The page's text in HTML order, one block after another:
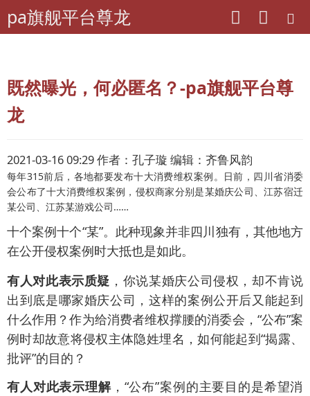
pa旗舰平台尊龙
pa旗舰平台尊龙 专题 调查
既然曝光，何必匿名？-pa旗舰平台尊
龙
2021-03-16 09:29 作者：孔子璇 编辑：齐鲁风韵
每年315前后，各地都要发布十大消费维权案例。日前，四川省消委
会公布了十大消费维权案例，侵权商家分别是某婚庆公司、江苏宿迁
某公司、江苏某游戏公司……
十个案例十个“某”。此种现象并非四川独有，其他地方
在公开侵权案例时大抵也是如此。
有人对此表示质疑 ，你说某婚庆公司侵权，却不肯说
出到底是哪家婚庆公司，这样的案例公开后又能起到
什么作用？作为给消费者维权撑腰的消委会，“公布”案
例时却故意将侵权主体隐姓埋名，如何能起到“揭露、
批评”的目的？
有人对此表示理解，“公布”案例的主要目的是希望消